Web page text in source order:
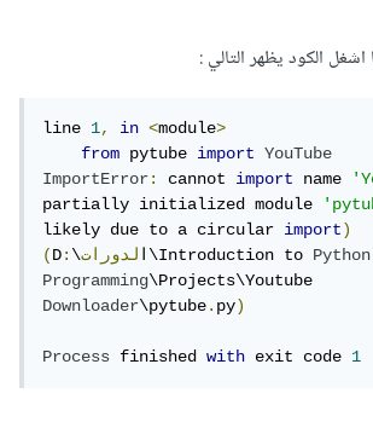
الكود يظهر التالي :
line 1, in <module>
from pytube import
YouTube
ImportError: cannot import name
partially initialized module
likely due to a circular import)
(D: \الدورات \Introduction to Python
Programming
Downloader\pytube.py)
Process finished with exit code 1